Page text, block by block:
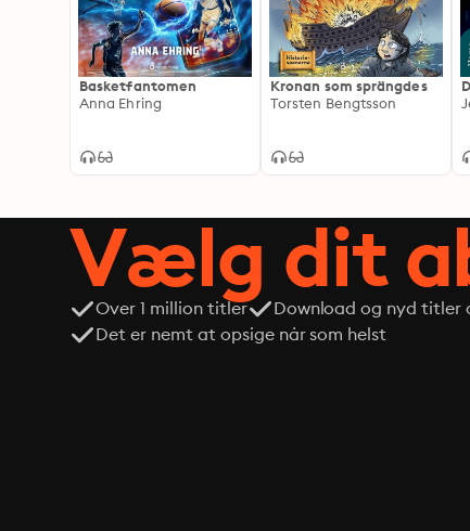
Basketfantomen
Anna Ehring
Kronan som sprängdes
Torsten Bengtsson
Vælg dit
Over 1 million titler Download og nyd titler
Det er nemt at opsige når som helst